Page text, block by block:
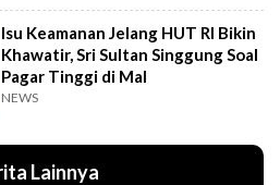
Isu Keamanan Jelang HUT RI Bikin
Khawatir, Sri Sultan Singgung Soal
Pagar Tinggi di Mal
NEWS
Lainnya